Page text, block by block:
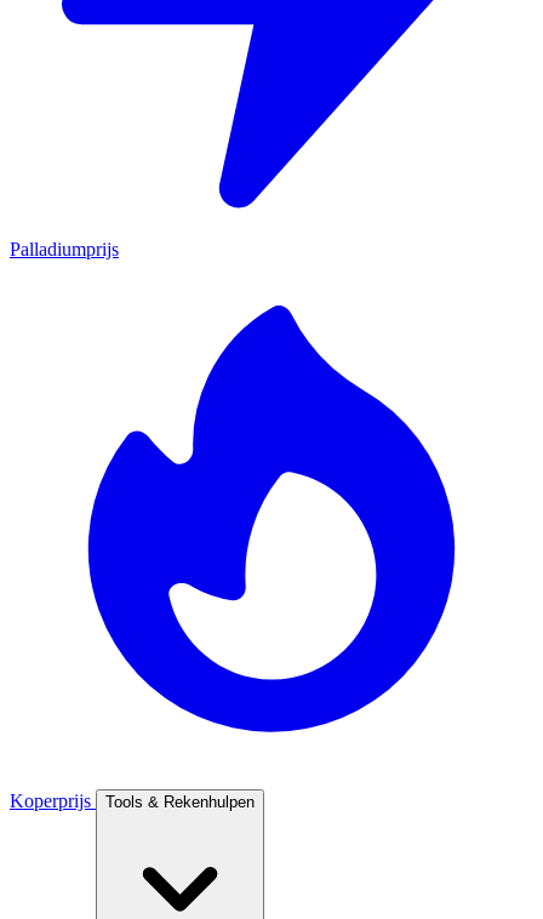
Palladiumprijs
Koperprijs Tools & Rekenhulpen